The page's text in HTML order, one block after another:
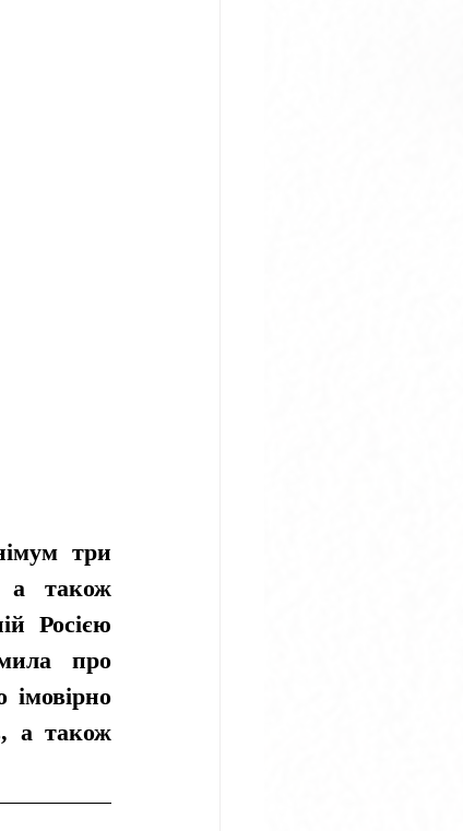
три
а також
Росією
про
імовірно
а також